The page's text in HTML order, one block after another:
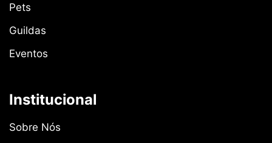
Pets
Guildas
Eventos
Institucional
Sobre Nós